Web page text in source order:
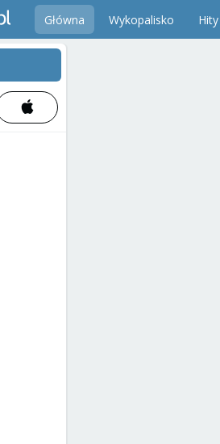
Główna Wykopalisko Hity